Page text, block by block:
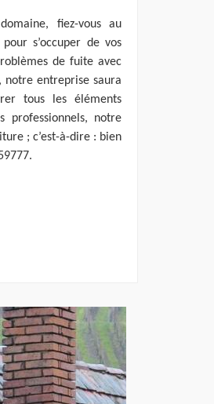
fiez-vous au
s’occuper de vos
de fuite avec
notre entreprise saura
tous les éléments
professionnels, notre
; c’est-à-dire : bien